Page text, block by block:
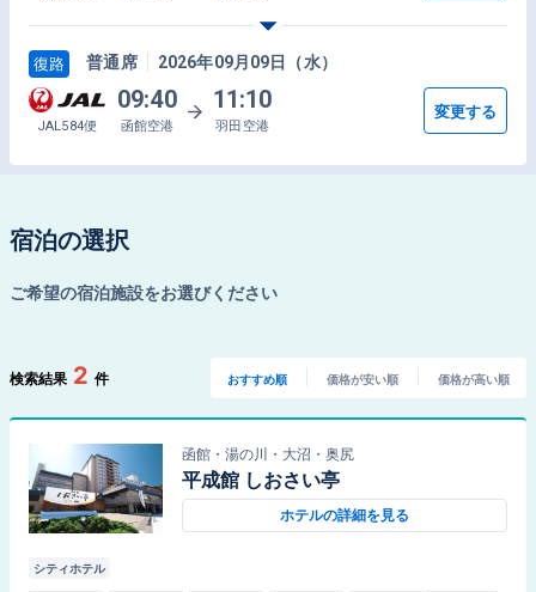
復路 普通席 2026年09月09日（水）
JAL584便
09:40
函館空港
11:10
羽田空港
変更する
宿泊の選択
ご希望の宿泊施設をお選びください
検索結果 2 件 おすすめ順 価格が安い順 価格が高い順
函館・湯の川・大沼・奥尻
平成館 しおさい亭
ホテルの詳細を見る
シティホテル